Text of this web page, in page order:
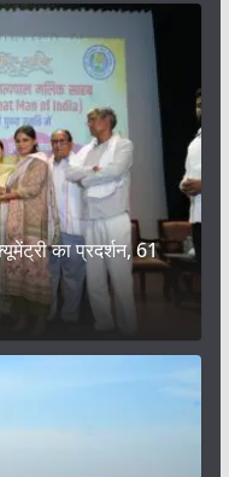
का प्रदर्शन, 61